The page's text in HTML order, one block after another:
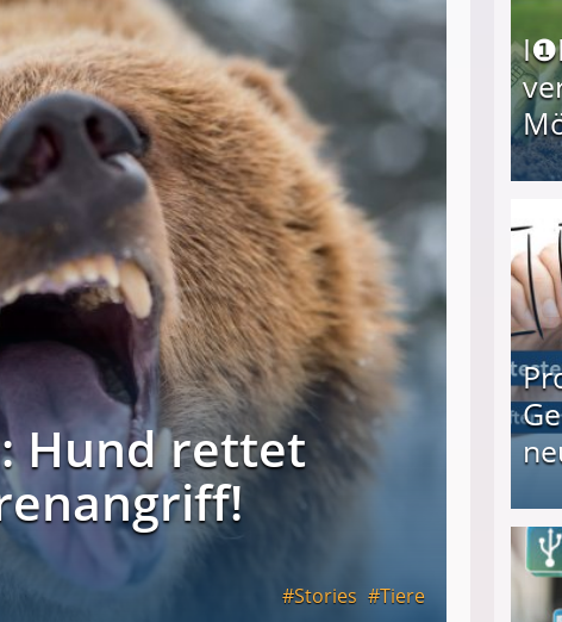
Hund rettet
Stories
Tiere
I❶I Schnell Geld verdienen: 20 seriöse
Produkttester werden und Geld verdienen ↻